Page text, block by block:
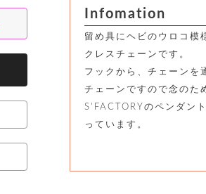
Infomation
留め具にヘビのウロコ模
クレスチェーンです。
フックから、チェーンを
チェーンですので念のた
S'FACTORYのペンダン
っています。